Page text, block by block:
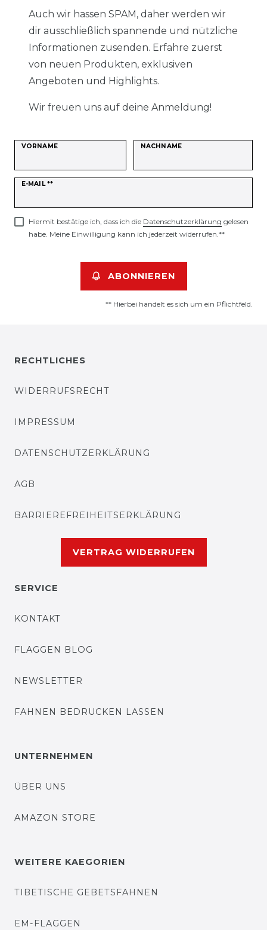
Auch wir hassen SPAM, daher werden wir
dir ausschließlich spannende und nützliche
Informationen zusenden. Erfahre zuerst
von neuen Produkten, exklusiven
Angeboten und Highlights.
Wir freuen uns auf deine Anmeldung!
VORNAME NACHNAME
E-MAIL **
Newsletter
Hiermit bestätige ich, dass ich die Daten­schutz­erklärung gelesen
habe. Meine Einwilligung kann ich jederzeit widerrufen.**
ABONNIEREN
** Hierbei handelt es sich um ein Pflichtfeld.
RECHTLICHES
WIDERRUFSRECHT
IMPRESSUM
DATENSCHUTZERKLÄRUNG
AGB
BARRIEREFREIHEITSERKLÄRUNG
VERTRAG WIDERRUFEN
SERVICE
KONTAKT
FLAGGEN BLOG
NEWSLETTER
FAHNEN BEDRUCKEN LASSEN
UNTERNEHMEN
ÜBER UNS
AMAZON STORE
WEITERE KAEGORIEN
TIBETISCHE GEBETSFAHNEN
EM-FLAGGEN